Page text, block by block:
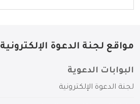
مواقع لجنة الدعوة الإلكترونية
البوابات الدعوية
لجنة الدعوة الإلكترونية